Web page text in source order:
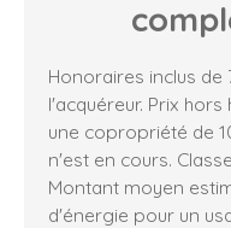
Honoraires inclus de
l'acquéreur. Prix
une copropriété de
n'est en cours.
Montant moyen
d'énergie pour un